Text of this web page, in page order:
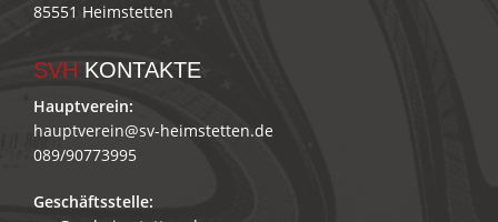
85551 Heimstetten
SVH KONTAKTE
Hauptverein:
hauptverein@sv-heimstetten.de
089/90773995
Geschäftsstelle: